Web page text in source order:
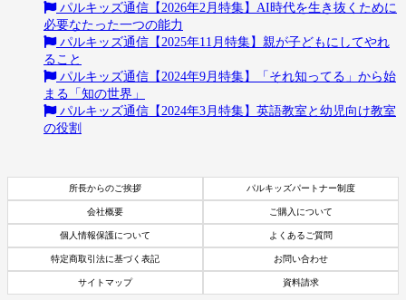
パルキッズ通信【2026年2月特集】AI時代を生き抜くために
必要なたった一つの能力
パルキッズ通信【2025年11月特集】親が子どもにしてやれ
ること
パルキッズ通信【2024年9月特集】「それ知ってる」から始
まる「知の世界」
パルキッズ通信【2024年3月特集】英語教室と幼児向け教室
の役割
所長からのご挨拶 パルキッズパートナー制度
会社概要 ご購入について
個人情報保護について よくあるご質問
特定商取引法に基づく表記 お問い合わせ
サイトマップ 資料請求